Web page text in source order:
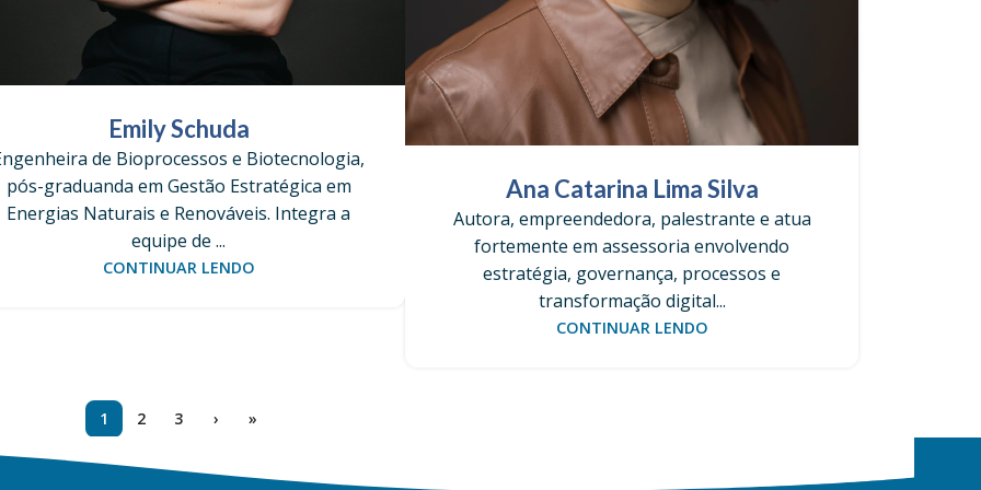
Emily Schuda
de Bioprocessos e Biotecnologia,
pós-graduanda em Gestão Estratégica em
Energias Naturais e Renováveis. Integra a
equipe de ...
CONTINUAR LENDO
Ana Catarina Lima Silva
Autora, empreendedora, palestrante e atua
fortemente em assessoria envolvendo
estratégia, governança, processos e
transformação digital...
CONTINUAR LENDO
1 2 3 › »